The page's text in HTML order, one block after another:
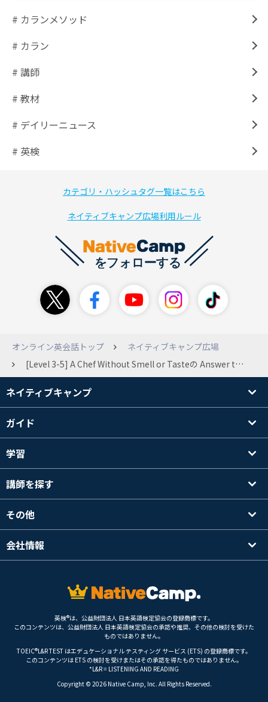
# カランメソッド
# カラン
# 講師
# 教材
# デイリーニュース
# 英検
カテゴリ・ハッシュタグ一覧はこちら
ネイティブキャンプ広場利用ルール
オンライン英会話トップ
ネイティブキャンプ広場
[Level 3-5] A Chef Without Smell or Tasteの Answer the quetionに以下の疑問文があります。 # Who do the scientists hope will benefit from their research someday? リスニングで聞き取ったワードと、なんとなく意味はつかめたので、設問としての答えの選択はできたのですが、 上記疑問文は見ても読解できず（hopeの後ろになぜwillがくる？かがわからない）、あっているかわからない文です。ですが、意味は何となくわかります。この文について２つ質問させてください ①文法的に合っているのでしょうか？（hopeの後ろにwillがくるところが腑に落ちていなくて、合っているならばなぜ合っているのかがわかりません。文法の本で探しましたが、疑問文や未来形など様々な章をみても答えが見つからない状態です） ②このような中学生レベルと思われる文でも訳がすぐできない場合、&quot;文法力&quot;がないと考えるのか、はたまた&quot;文法力&quot;がないのでなく表現に慣れていないと考えるのか、皆さんはどのように乗り越えていますか？
ネイティブキャンプ
ガイド
学習
講師を探す
その他
会社情報
英検®は、公益財団法人 日本英語検定協会の登録商標です。
このコンテンツは、公益財団法人 日本英語検定協会の承認や推奨、その他の検討を受けた
ものではありません。
TOEIC®L&R TEST はエデュケーショナル テスティング サービス (ETS) の登録商標です。
このコンテンツは ETS の検討を受けまたはその承認を得たものではありません。
*L&R = LISTENING AND READING
Copyright © 2026 Native Camp, Inc. All Rights Reserved.